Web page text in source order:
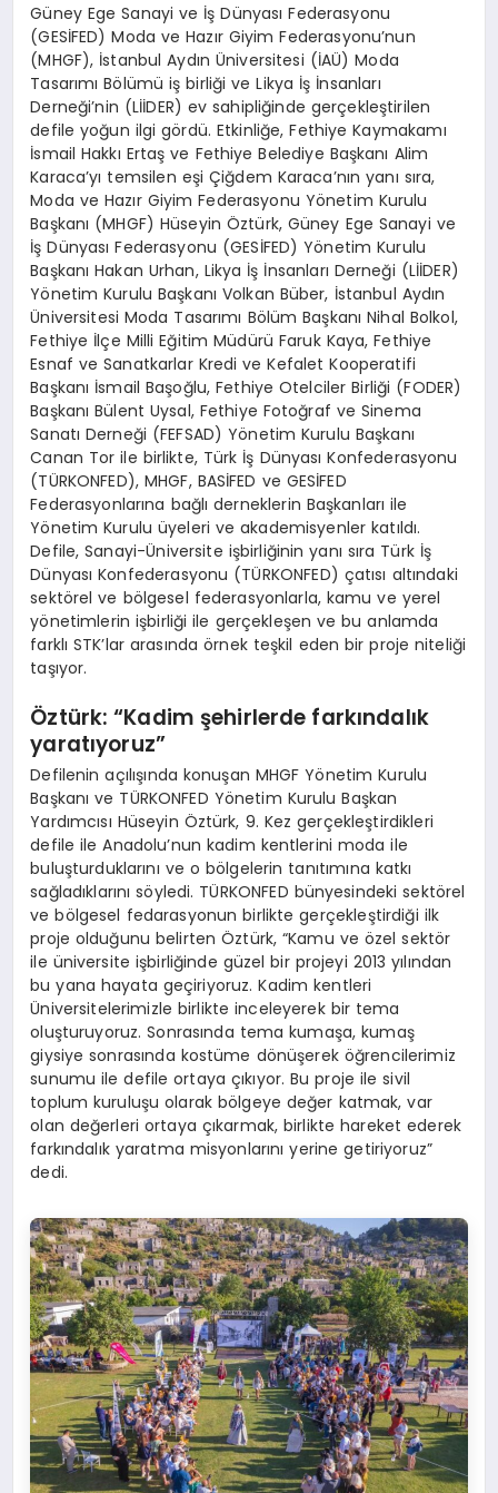
Güney Ege Sanayi ve İş Dünyası Federasyonu
(GESİFED) Moda ve Hazır Giyim Federasyonu’nun
(MHGF), İstanbul Aydın Üniversitesi (İAÜ) Moda
Tasarımı Bölümü iş birliği ve Likya İş İnsanları
Derneği’nin (LİİDER) ev sahipliğinde gerçekleştirilen
defile yoğun ilgi gördü. Etkinliğe, Fethiye Kaymakamı
İsmail Hakkı Ertaş ve Fethiye Belediye Başkanı Alim
Karaca’yı temsilen eşi Çiğdem Karaca’nın yanı sıra,
Moda ve Hazır Giyim Federasyonu Yönetim Kurulu
Başkanı (MHGF) Hüseyin Öztürk, Güney Ege Sanayi ve
İş Dünyası Federasyonu (GESİFED) Yönetim Kurulu
Başkanı Hakan Urhan, Likya İş İnsanları Derneği (LİİDER)
Yönetim Kurulu Başkanı Volkan Büber, İstanbul Aydın
Üniversitesi Moda Tasarımı Bölüm Başkanı Nihal Bolkol,
Fethiye İlçe Milli Eğitim Müdürü Faruk Kaya, Fethiye
Esnaf ve Sanatkarlar Kredi ve Kefalet Kooperatifi
Başkanı İsmail Başoğlu, Fethiye Otelciler Birliği (FODER)
Başkanı Bülent Uysal, Fethiye Fotoğraf ve Sinema
Sanatı Derneği (FEFSAD) Yönetim Kurulu Başkanı
Canan Tor ile birlikte, Türk İş Dünyası Konfederasyonu
(TÜRKONFED), MHGF, BASİFED ve GESİFED
Federasyonlarına bağlı derneklerin Başkanları ile
Yönetim Kurulu üyeleri ve akademisyenler katıldı.
Defile, Sanayi-Üniversite işbirliğinin yanı sıra Türk İş
Dünyası Konfederasyonu (TÜRKONFED) çatısı altındaki
sektörel ve bölgesel federasyonlarla, kamu ve yerel
yönetimlerin işbirliği ile gerçekleşen ve bu anlamda
farklı STK’lar arasında örnek teşkil eden bir proje niteliği
taşıyor.
Öztürk: “Kadim şehirlerde farkındalık
yaratıyoruz”
Defilenin açılışında konuşan MHGF Yönetim Kurulu
Başkanı ve TÜRKONFED Yönetim Kurulu Başkan
Yardımcısı Hüseyin Öztürk, 9. Kez gerçekleştirdikleri
defile ile Anadolu’nun kadim kentlerini moda ile
buluşturduklarını ve o bölgelerin tanıtımına katkı
sağladıklarını söyledi. TÜRKONFED bünyesindeki sektörel
ve bölgesel fedarasyonun birlikte gerçekleştirdiği ilk
proje olduğunu belirten Öztürk, “Kamu ve özel sektör
ile üniversite işbirliğinde güzel bir projeyi 2013 yılından
bu yana hayata geçiriyoruz. Kadim kentleri
Üniversitelerimizle birlikte inceleyerek bir tema
oluşturuyoruz. Sonrasında tema kumaşa, kumaş
giysiye sonrasında kostüme dönüşerek öğrencilerimiz
sunumu ile defile ortaya çıkıyor. Bu proje ile sivil
toplum kuruluşu olarak bölgeye değer katmak, var
olan değerleri ortaya çıkarmak, birlikte hareket ederek
farkındalık yaratma misyonlarını yerine getiriyoruz”
dedi.